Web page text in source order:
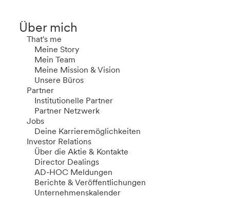
Über mich
That's me
Meine Story
Mein Team
Meine Mission & Vision
Unsere Büros
Partner
Institutionelle Partner
Partner Netzwerk
Jobs
Deine Karrieremöglichkeiten
Investor Relations
Über die Aktie & Kontakte
Director Dealings
AD-HOC Meldungen
Berichte & Veröffentlichungen
Unternehmenskalender